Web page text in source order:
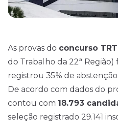
As provas do concurso TRT
do Trabalho da 22ª Região)
registrou 35% de abstenção.
De acordo com dados do
contou com 18.793
seleção registrado 29.141